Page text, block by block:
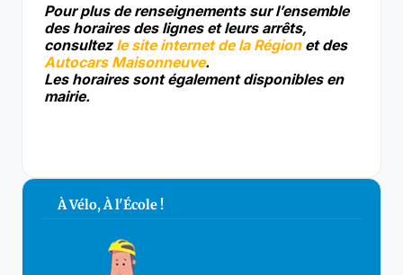
Pour plus de renseignements sur l’ensemble
des horaires des lignes et leurs arrêts,
consultez le site internet de la Régionet des
Autocars Maisonneuve.
Les horaires sont également disponibles en
mairie.
À Vélo, À l'École !